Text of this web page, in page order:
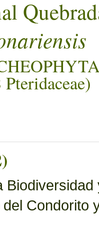
Condorito